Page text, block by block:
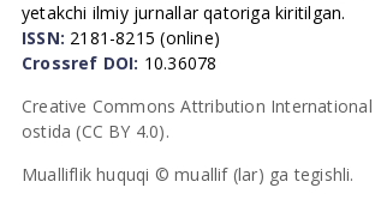
yetakchi ilmiy jurnallar qatoriga kiritilgan.
ISSN: 2181-8215 (online)
Crossref DOI: 10.36078
Creative Commons Attribution International
ostida (CC BY 4.0).
Mualliflik huquqi © muallif (lar) ga tegishli.